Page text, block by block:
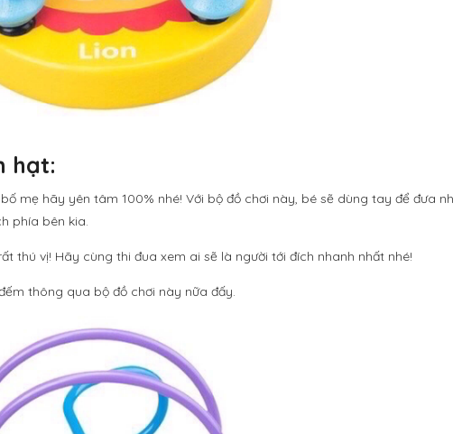
hạt:
mẹ hãy yên tâm 100% nhé! Với bộ đồ chơi này, bé sẽ dùng tay để đưa
phía bên kia.
thú vị! Hãy cùng thi đua xem ai sẽ là người tới đích nhanh nhất nhé!
thông qua bộ đồ chơi này nữa đấy.